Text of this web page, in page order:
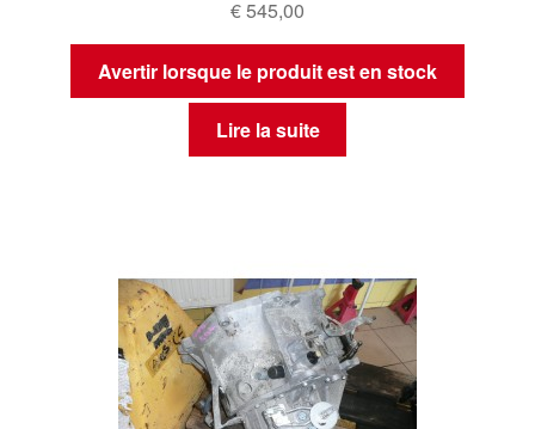
€545,00
Avertir lorsque le produit est en stock
Lire la suite